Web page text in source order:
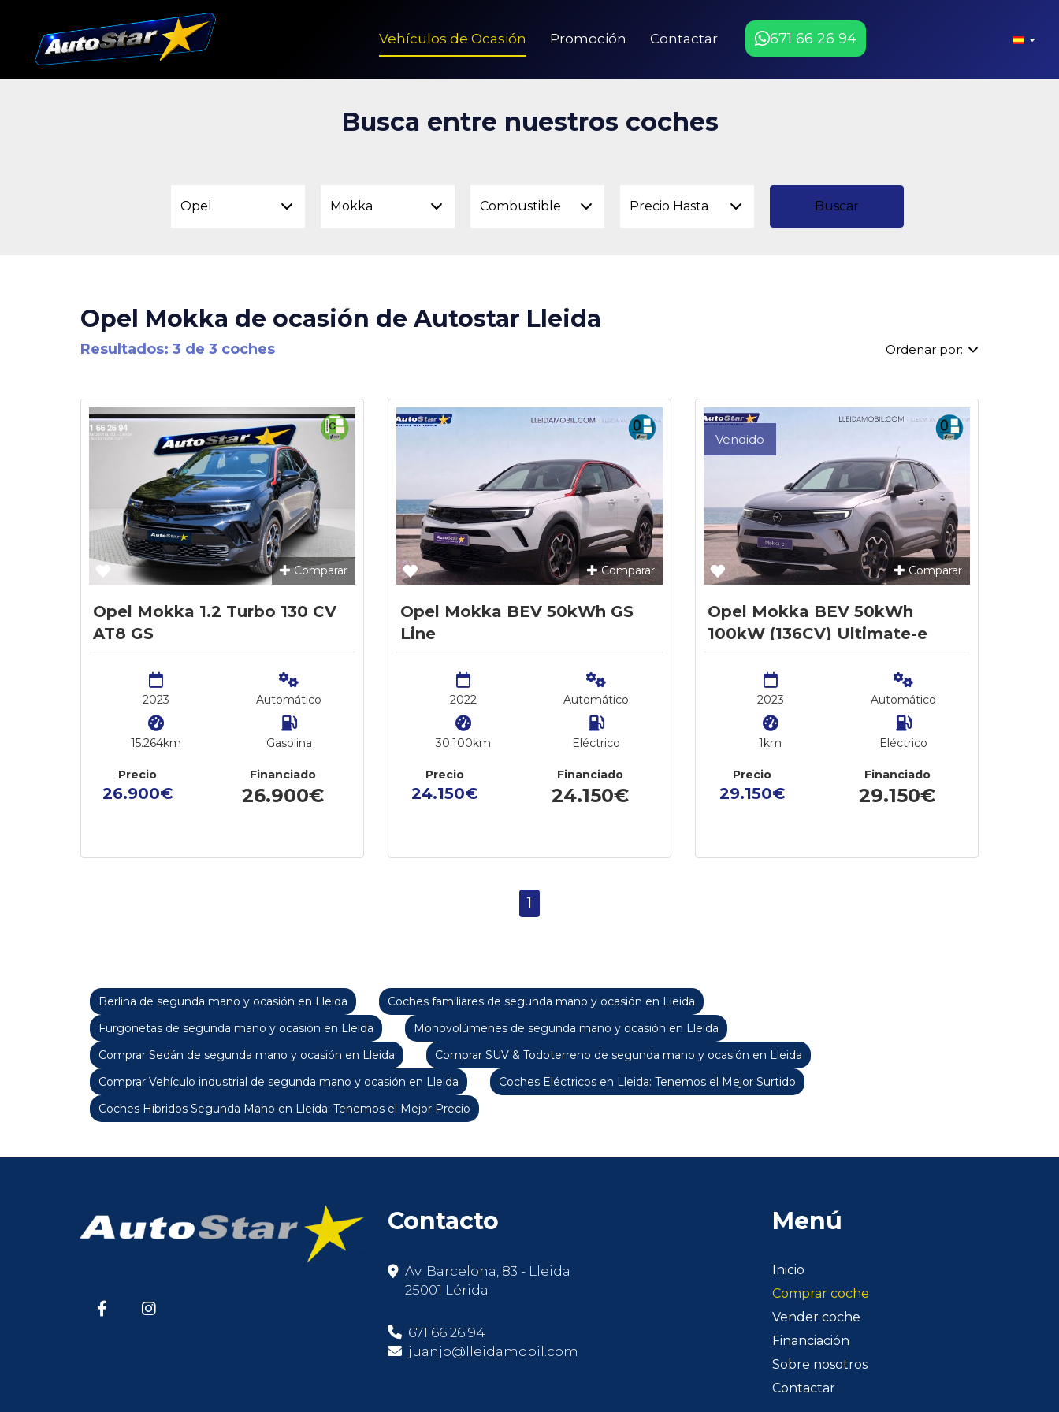
Vehículos de Ocasión Promoción Contactar 671 66 26 94
Busca entre nuestros coches
Opel Mokka Combustible Precio Hasta Buscar
Opel Mokka de ocasión de Autostar Lleida
Resultados: 3 de 3 coches Ordenar por:
Comparar
Opel Mokka 1.2 Turbo 130 CV
AT8 GS
2023
15.264km
Automático
Gasolina
Precio
26.900€
Financiado
26.900€
Comparar
Opel Mokka BEV 50kWh GS
Line
2022
30.100km
Automático
Eléctrico
Precio
24.150€
Financiado
24.150€
Vendido
Comparar
Opel Mokka BEV 50kWh
100kW (136CV) Ultimate-e
2023
1km
Automático
Eléctrico
Precio
29.150€
Financiado
29.150€
1
Berlina de segunda mano y ocasión en Lleida
Coches familiares de segunda mano y ocasión en Lleida
Furgonetas de segunda mano y ocasión en Lleida
Monovolúmenes de segunda mano y ocasión en Lleida
Comprar Sedán de segunda mano y ocasión en Lleida
Comprar SUV & Todoterreno de segunda mano y ocasión en Lleida
Comprar Vehículo industrial de segunda mano y ocasión en Lleida
Coches Eléctricos en Lleida: Tenemos el Mejor Surtido
Coches Híbridos Segunda Mano en Lleida: Tenemos el Mejor Precio
Contacto
Av. Barcelona, 83 - Lleida
25001 Lérida
671 66 26 94
juanjo@lleidamobil.com
Menú
Inicio
Comprar coche
Vender coche
Financiación
Sobre nosotros
Contactar